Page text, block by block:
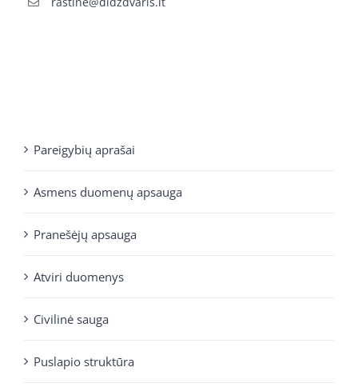
Pareigybių aprašai
Asmens duomenų apsauga
Pranešėjų apsauga
Atviri duomenys
Civilinė sauga
Puslapio struktūra